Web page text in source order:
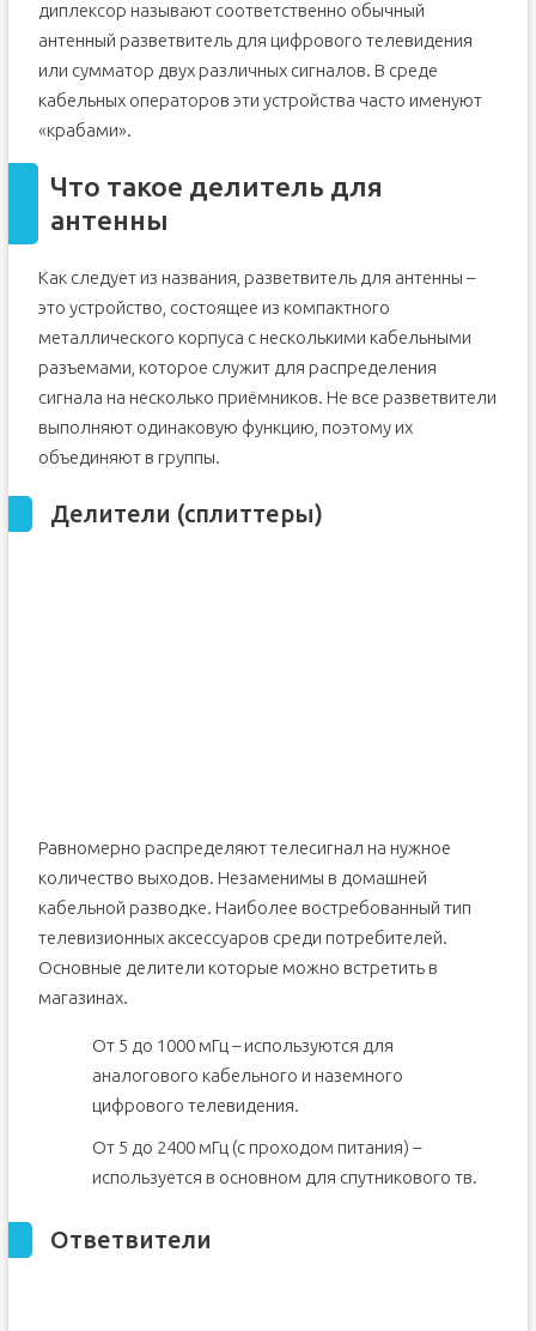
диплексор называют соответственно обычный
антенный разветвитель для цифрового телевидения
или сумматор двух различных сигналов. В среде
кабельных операторов эти устройства часто именуют
«крабами».
Что такое делитель для
антенны
Как следует из названия, разветвитель для антенны –
это устройство, состоящее из компактного
металлического корпуса с несколькими кабельными
разъемами, которое служит для распределения
сигнала на несколько приёмников. Не все разветвители
выполняют одинаковую функцию, поэтому их
объединяют в группы.
Делители (сплиттеры)
Равномерно распределяют телесигнал на нужное
количество выходов. Незаменимы в домашней
кабельной разводке. Наиболее востребованный тип
телевизионных аксессуаров среди потребителей.
Основные делители которые можно встретить в
магазинах.
От 5 до 1000 мГц – используются для
аналогового кабельного и наземного
цифрового телевидения.
От 5 до 2400 мГц (с проходом питания) –
используется в основном для спутникового тв.
Ответвители